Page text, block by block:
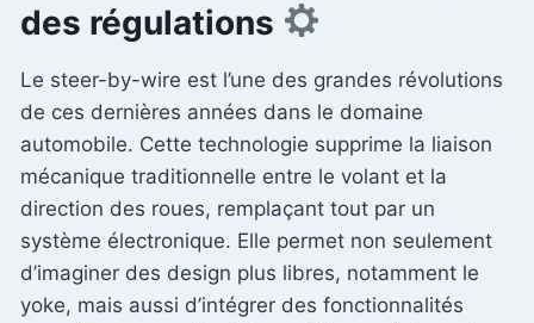
des régulations
Le steer-by-wire est l’une des grandes révolutions
de ces dernières années dans le domaine
automobile. Cette technologie supprime la liaison
mécanique traditionnelle entre le volant et la
direction des roues, remplaçant tout par un
système électronique. Elle permet non seulement
d’imaginer des design plus libres, notamment le
yoke, mais aussi d’intégrer des fonctionnalités